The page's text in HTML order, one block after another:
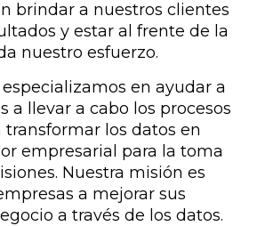
brindar a nuestros clientes
y estar al frente de la
nuestro esfuerzo.
en ayudar a
a llevar a cabo los procesos
transformar los datos en
empresarial para la toma
Nuestra misión es
a mejorar sus
a través de los datos.